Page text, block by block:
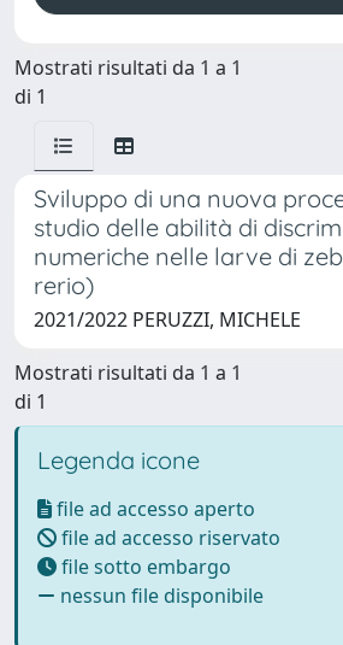
Mostrati risultati da 1 a 1
di 1
Sviluppo di una nuova
studio delle abilità di
numeriche nelle larve di
rerio)
2021/2022 PERUZZI, MICHELE
Mostrati risultati da 1 a 1
di 1
Legenda icone
file ad accesso aperto
file ad accesso riservato
file sotto embargo
nessun file disponibile